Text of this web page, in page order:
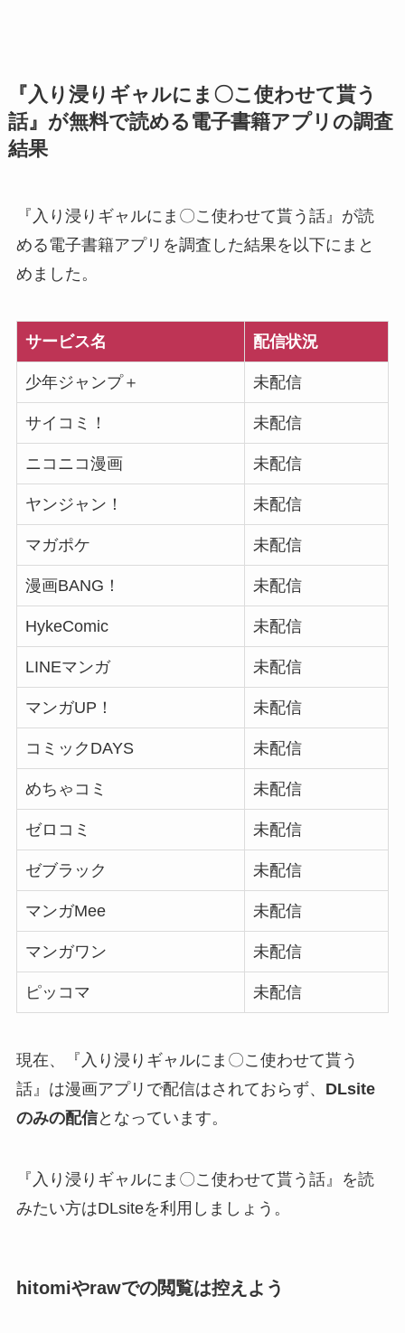
『入り浸りギャルにま〇こ使わせて貰う
話』が無料で読める電子書籍アプリの調査
結果
『入り浸りギャルにま〇こ使わせて貰う話』が読
める電子書籍アプリを調査した結果を以下にまと
めました。
サービス名 配信状況
少年ジャンプ＋ 未配信
サイコミ！ 未配信
ニコニコ漫画 未配信
ヤンジャン！ 未配信
マガポケ 未配信
漫画BANG！ 未配信
HykeComic 未配信
LINEマンガ 未配信
マンガUP！ 未配信
コミックDAYS 未配信
めちゃコミ 未配信
ゼロコミ 未配信
ゼブラック 未配信
マンガMee 未配信
マンガワン 未配信
ピッコマ 未配信
現在、『入り浸りギャルにま〇こ使わせて貰う
話』は漫画アプリで配信はされておらず、 DLsite
のみの配信となっています。
『入り浸りギャルにま〇こ使わせて貰う話』を読
みたい方はDLsiteを利用しましょう。
hitomiやrawでの閲覧は控えよう